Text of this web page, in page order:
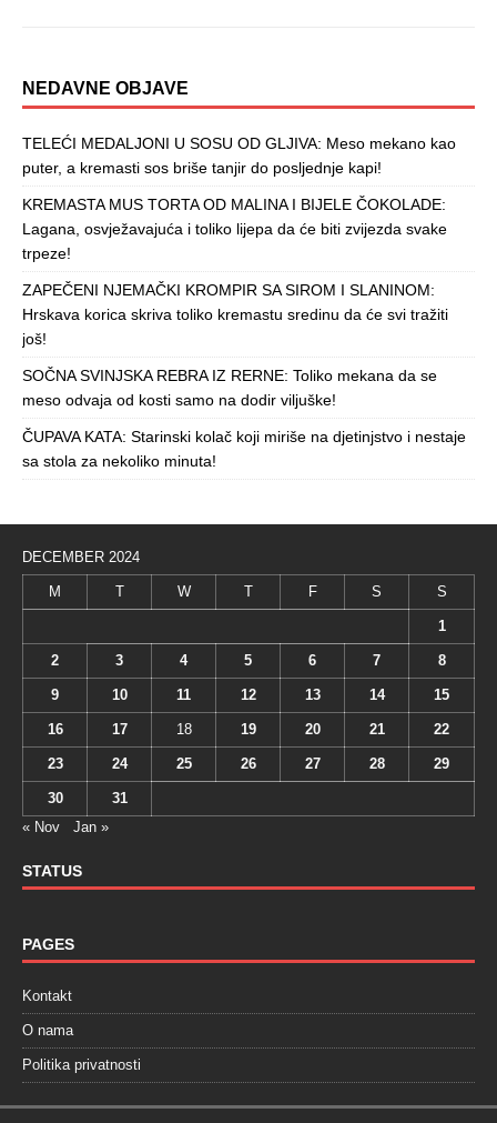
NEDAVNE OBJAVE
TELEĆI MEDALJONI U SOSU OD GLJIVA: Meso mekano kao
puter, a kremasti sos briše tanjir do posljednje kapi!
KREMASTA MUS TORTA OD MALINA I BIJELE ČOKOLADE:
Lagana, osvježavajuća i toliko lijepa da će biti zvijezda svake
trpeze!
ZAPEČENI NJEMAČKI KROMPIR SA SIROM I SLANINOM:
Hrskava korica skriva toliko kremastu sredinu da će svi tražiti
još!
SOČNA SVINJSKA REBRA IZ RERNE: Toliko mekana da se
meso odvaja od kosti samo na dodir viljuške!
ČUPAVA KATA: Starinski kolač koji miriše na djetinjstvo i nestaje
sa stola za nekoliko minuta!
DECEMBER 2024
M T W T F S S
1
2 3 4 5 6 7 8
9 10 11 12 13 14 15
16 17 18 19 20 21 22
23 24 25 26 27 28 29
30
31
« Nov
Jan »
STATUS
PAGES
Kontakt
O nama
Politika privatnosti